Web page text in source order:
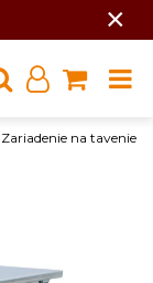
×
Zariadenie na tavenie